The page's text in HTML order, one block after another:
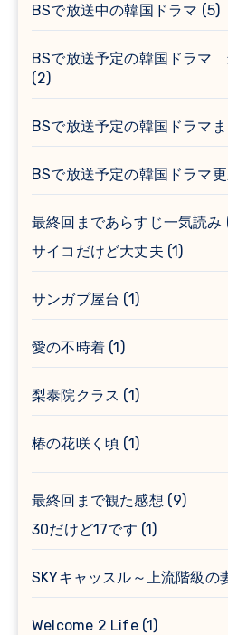
BSで放送中の韓国ドラマ (5)
BSで放送予定の韓国ドラマ
(2)
BSで放送予定の韓国ドラマ
BSで放送予定の韓国ドラマ
最終回まであらすじ一気読み
サイコだけど大丈夫 (1)
サンガプ屋台 (1)
愛の不時着 (1)
梨泰院クラス (1)
椿の花咲く頃 (1)
最終回まで観た感想 (9)
30だけど17です (1)
SKYキャッスル～上流階級の
Welcome 2 Life(1)